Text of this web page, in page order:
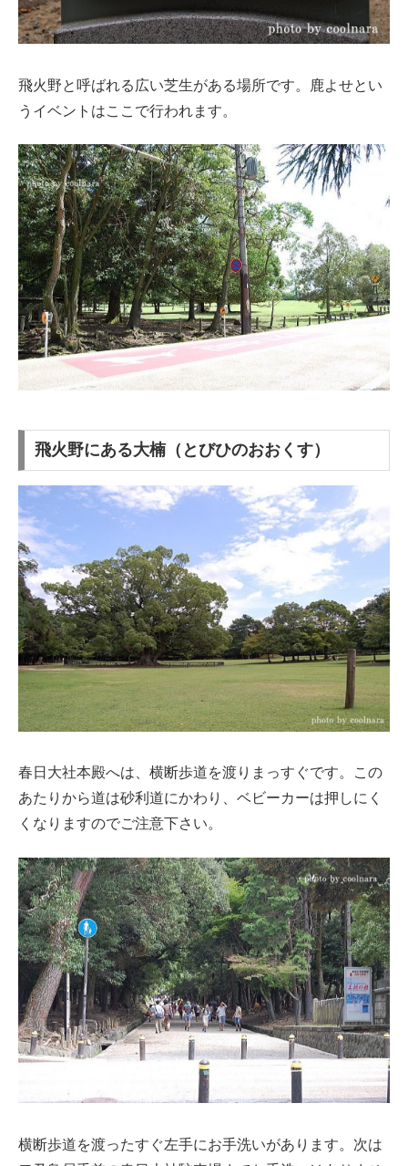
飛火野と呼ばれる広い芝生がある場所です。鹿よせとい
うイベントはここで行われます。
飛火野にある大楠（とびひのおおくす）
春日大社本殿へは、横断歩道を渡りまっすぐです。この
あたりから道は砂利道にかわり、ベビーカーは押しにく
くなりますのでご注意下さい。
横断歩道を渡ったすぐ左手にお手洗いがあります。次は